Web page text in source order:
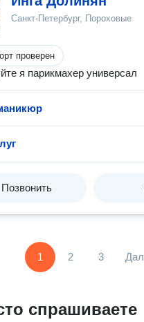
Санкт-Петербург, Пороховые
проверен
я парикмахер универсал
Позвонить
1 2 3
спрашиваете